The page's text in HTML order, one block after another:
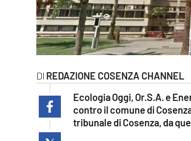
lacitymag.it
cosenzachannel.itREDAZIONE COSENZA CHANNEL
Ecologia Oggi, Or.S.A. e
contro il comune di
tribunale di Cosenza, da